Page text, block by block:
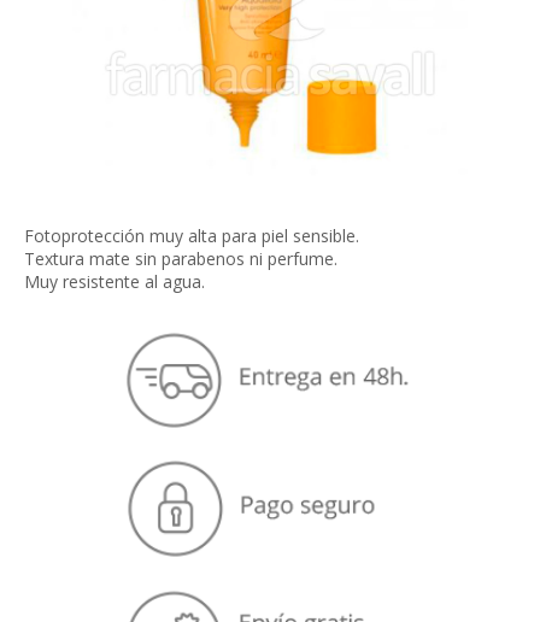
Fotoprotección muy alta para piel sensible.
Textura mate sin parabenos ni perfume.
Muy resistente al agua.